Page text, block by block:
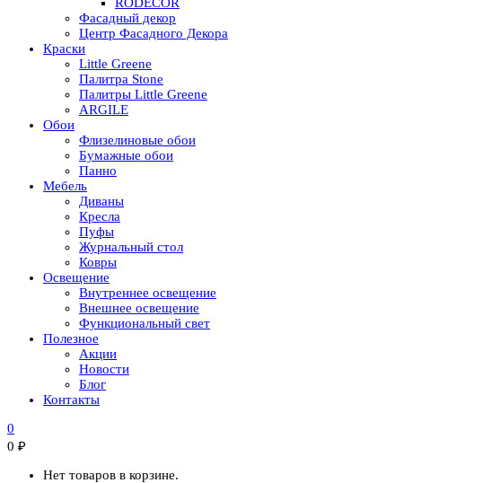
Фасадный декор
Центр Фасадного Декора
Краски
Little Greene
Палитра Stone
Палитры Little Greene
ARGILE
Обои
Флизелиновые обои
Бумажные обои
Панно
Мебель
Диваны
Кресла
Пуфы
Журнальный стол
Ковры
Освещение
Внутреннее освещение
Внешнее освещение
Функциональный свет
Полезное
Акции
Новости
Блог
Контакты
0
0 ₽
Нет товаров в корзине.